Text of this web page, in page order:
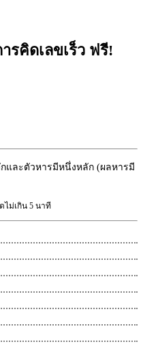
คิดเลขเร็ว ฟรี!
และตัวหารมีหนึ่งหลัก (ผลหารมี
ไม่เกิน 5 นาที